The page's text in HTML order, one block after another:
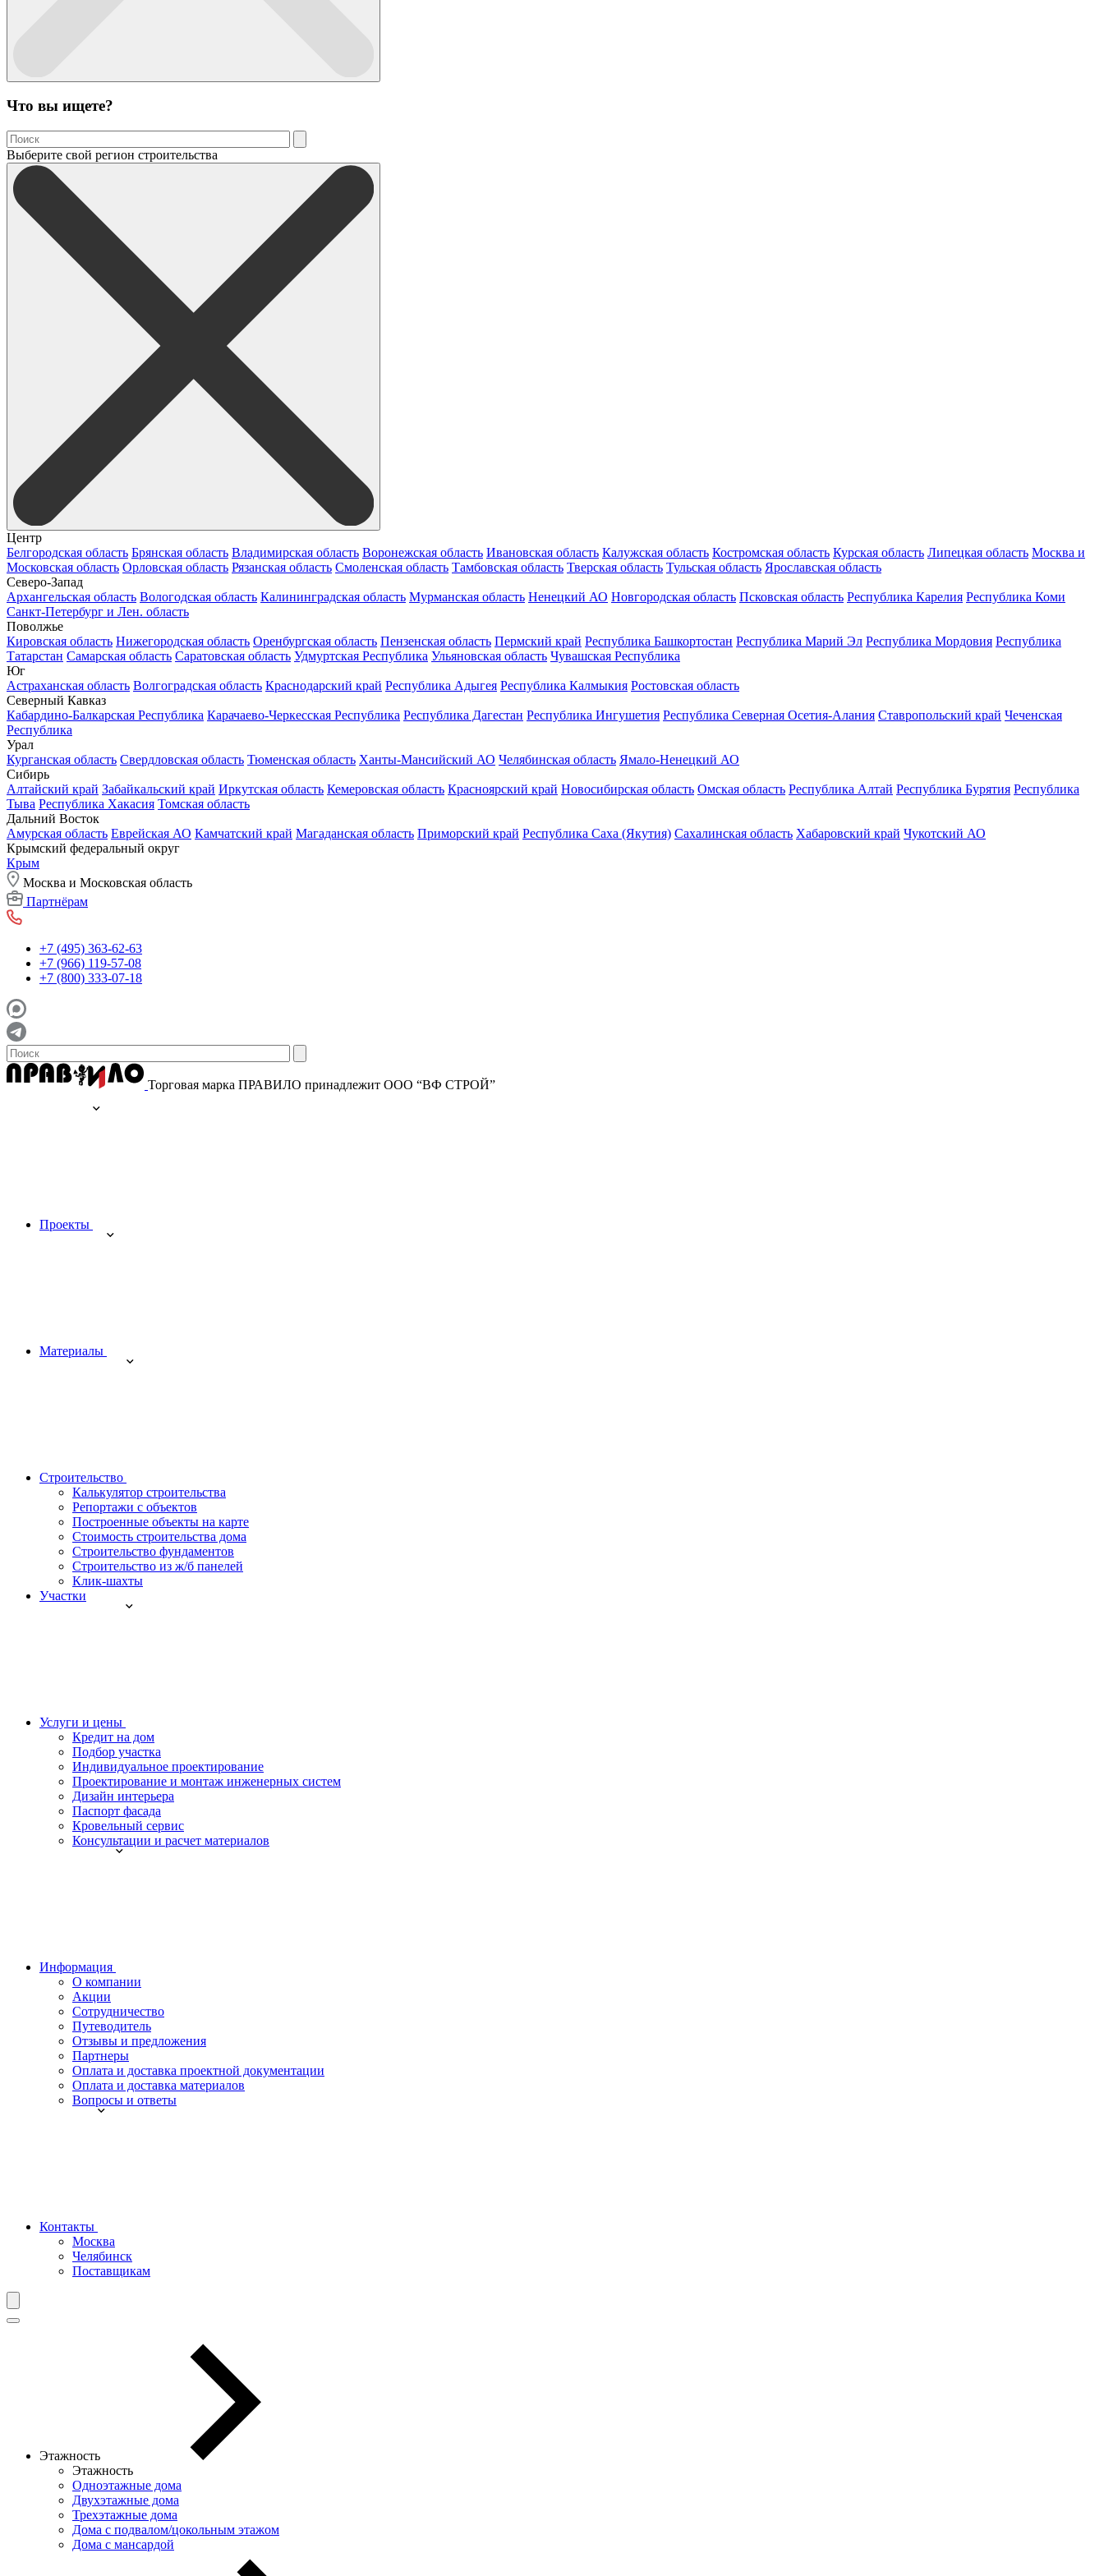
Что вы ищете?
Выберите свой регион строительства
Центр
Белгородская область Брянская область Владимирская область Воронежская область Ивановская область Калужская область Костромская область Курская область Липецкая область Москва и
Московская область Орловская область Рязанская область Смоленская область Тамбовская область Тверская область Тульская область Ярославская область
Северо-Запад
Архангельская область Вологодская область Калининградская область Мурманская область Ненецкий АО Новгородская область Псковская область Республика Карелия Республика Коми
Санкт-Петербург и Лен. область
Поволжье
Кировская область Нижегородская область Оренбургская область Пензенская область Пермский край Республика Башкортостан Республика Марий Эл Республика Мордовия Республика
Татарстан Самарская область Саратовская область Удмуртская Республика Ульяновская область Чувашская Республика
Юг
Астраханская область Волгоградская область Краснодарский край Республика Адыгея Республика Калмыкия Ростовская область
Северный Кавказ
Кабардино-Балкарская Республика Карачаево-Черкесская Республика Республика Дагестан Республика Ингушетия Республика Северная Осетия-Алания Ставропольский край Чеченская
Республика
Урал
Курганская область Свердловская область Тюменская область Ханты-Мансийский АО Челябинская область Ямало-Ненецкий АО
Сибирь
Алтайский край Забайкальский край Иркутская область Кемеровская область Красноярский край Новосибирская область Омская область Республика Алтай Республика Бурятия Республика
Тыва Республика Хакасия Томская область
Дальний Восток
Амурская область Еврейская АО Камчатский край Магаданская область Приморский край Республика Саха (Якутия) Сахалинская область Хабаровский край Чукотский АО
Крымский федеральный округ
Крым
Москва и Московская область
Партнёрам
+7 (495) 363-62-63
+7 (966) 119-57-08
+7 (800) 333-07-18
Торговая марка ПРАВИЛО принадлежит ООО “ВФ СТРОЙ”
Проекты
Материалы
Строительство
Калькулятор строительства
Репортажи с объектов
Построенные объекты на карте
Стоимость строительства дома
Строительство фундаментов
Строительство из ж/б панелей
Клик-шахты
Участки
Услуги и цены
Кредит на дом
Подбор участка
Индивидуальное проектирование
Проектирование и монтаж инженерных систем
Дизайн интерьера
Паспорт фасада
Кровельный сервис
Консультации и расчет материалов
Информация
О компании
Акции
Сотрудничество
Путеводитель
Отзывы и предложения
Партнеры
Оплата и доставка проектной документации
Оплата и доставка материалов
Вопросы и ответы
Контакты
Москва
Челябинск
Поставщикам
Этажность
Этажность
Одноэтажные дома
Двухэтажные дома
Трехэтажные дома
Дома с подвалом/цокольным этажом
Дома с мансардой